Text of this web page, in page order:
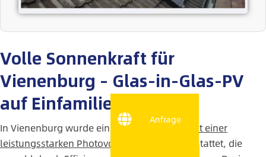
Volle Sonnenkraft für
Vienenburg – Glas-in-Glas-PV
auf Einfamilienhaus
In Vienenburg wurde ein
Einfamilienhaus mit einer
leistungsstarken Photovoltaikanlage
ausgestattet, die
Anfrage